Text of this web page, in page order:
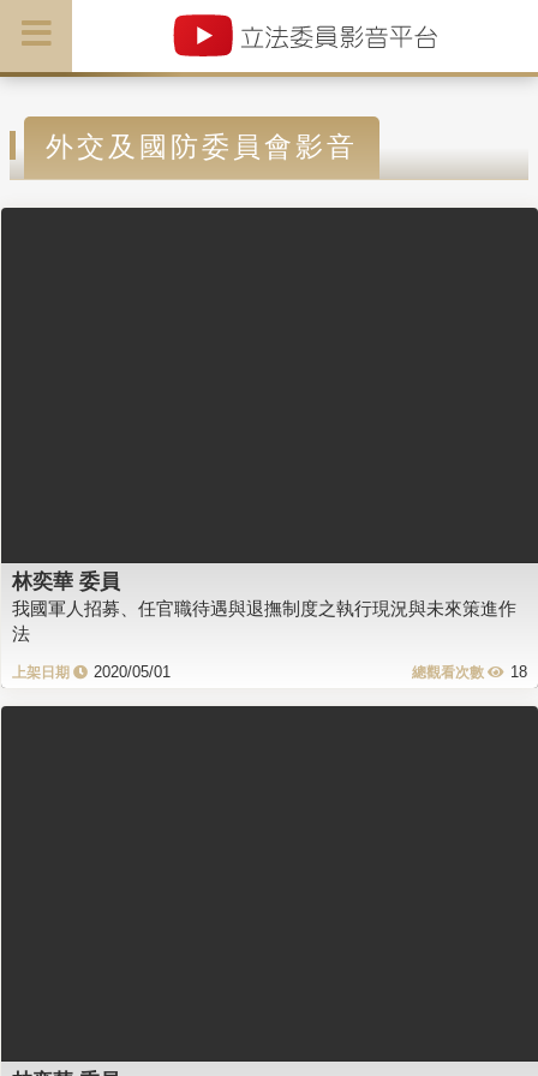
外交及國防委員會影音
林奕華 委員
我國軍人招募、任官職待遇與退撫制度之執行現況與未來策進作
法
2020/05/01 18